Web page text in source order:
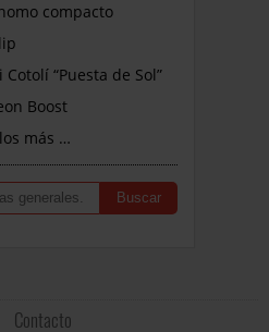
compacto
“Puesta de Sol”
Boost
más …
Contacto